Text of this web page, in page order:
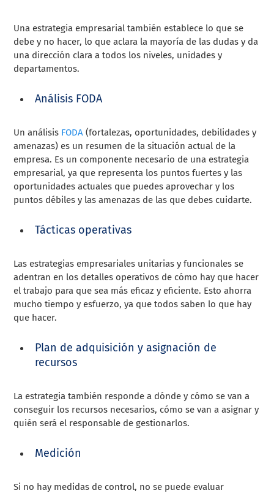
Una estrategia empresarial también establece lo que se
debe y no hacer, lo que aclara la mayoría de las dudas y da
una dirección clara a todos los niveles, unidades y
departamentos.
Análisis FODA
Un análisis FODA (fortalezas, oportunidades, debilidades y
amenazas) es un resumen de la situación actual de la
empresa. Es un componente necesario de una estrategia
empresarial, ya que representa los puntos fuertes y las
oportunidades actuales que puedes aprovechar y los
puntos débiles y las amenazas de las que debes cuidarte.
Tácticas operativas
Las estrategias empresariales unitarias y funcionales se
adentran en los detalles operativos de cómo hay que hacer
el trabajo para que sea más eficaz y eficiente. Esto ahorra
mucho tiempo y esfuerzo, ya que todos saben lo que hay
que hacer.
Plan de adquisición y asignación de
recursos
La estrategia también responde a dónde y cómo se van a
conseguir los recursos necesarios, cómo se van a asignar y
quién será el responsable de gestionarlos.
Medición
Si no hay medidas de control, no se puede evaluar